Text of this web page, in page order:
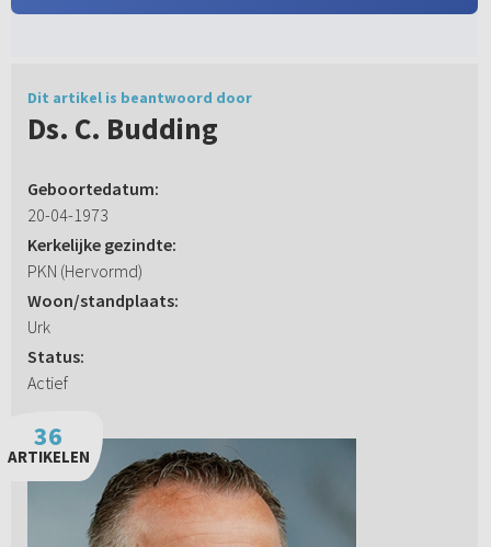
Dit artikel is beantwoord door
Ds. C. Budding
Geboortedatum:
20-04-1973
Kerkelijke gezindte:
PKN (Hervormd)
Woon/standplaats:
Urk
Status:
Actief
36
ARTIKELEN